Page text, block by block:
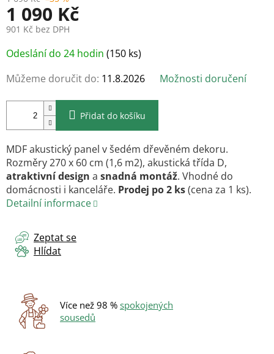
1 090 Kč
901 Kč bez DPH
Měrná
cena:
Odeslání do 24 hodin (150 ks)
Můžeme doručit do: 11.8.2026 Možnosti doručení
Přidat do košíku
MDF akustický panel v šedém dřevěném dekoru.
Rozměry 270 x 60 cm (1,6 m2), akustická třída D,
atraktivní design a snadná montáž. Vhodné do
domácnosti i kanceláře. Prodej po 2 ks(cena za 1 ks).
Detailní informace
Zeptat se
Hlídat
Více než 98 % spokojených
sousedů